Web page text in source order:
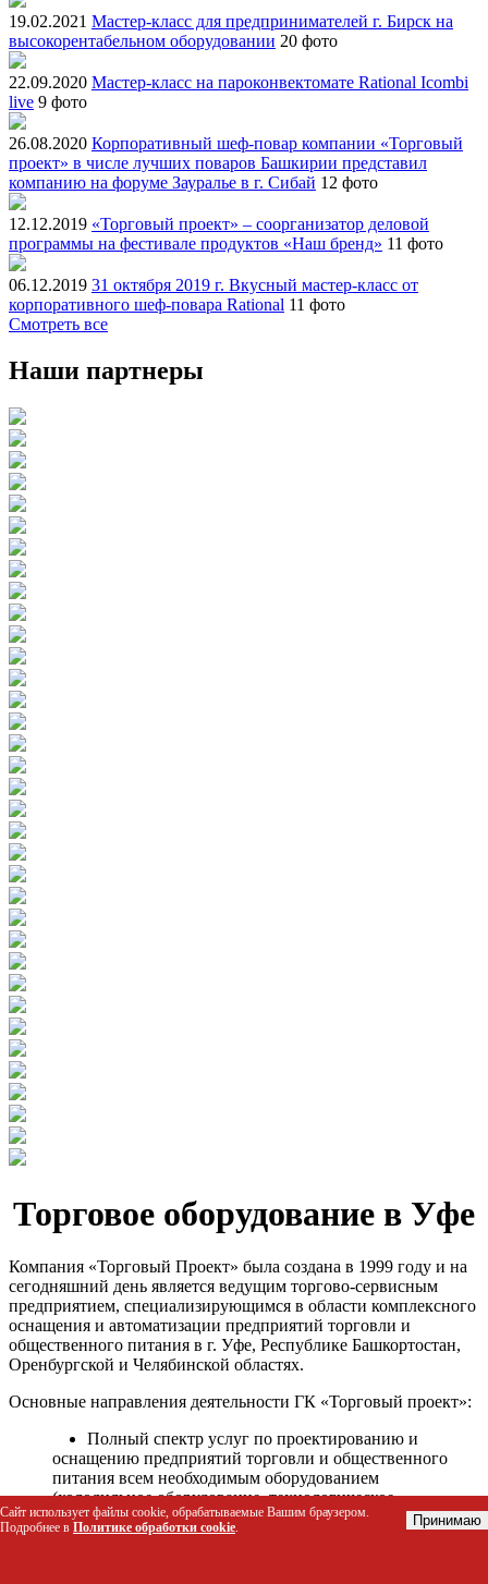
19.02.2021 Мастер-класс для предпринимателей г. Бирск на
высокорентабельном оборудовании 20 фото
22.09.2020 Мастер-класс на пароконвектомате Rational Icombi
live 9 фото
26.08.2020 Корпоративный шеф-повар компании «Торговый
проект» в числе лучших поваров Башкирии представил
компанию на форуме Зауралье в г. Сибай 12 фото
12.12.2019 «Торговый проект» – соорганизатор деловой
программы на фестивале продуктов «Наш бренд» 11 фото
06.12.2019 31 октября 2019 г. Вкусный мастер-класс от
корпоративного шеф-повара Rational 11 фото
Смотреть все
Наши партнеры
Торговое оборудование в Уфе
Компания «Торговый Проект» была создана в 1999 году и на
сегодняшний день является ведущим торгово-сервисным
предприятием, специализирующимся в области комплексного
оснащения и автоматизации предприятий торговли и
общественного питания в г. Уфе, Республике Башкортостан,
Оренбургской и Челябинской областях.
Основные направления деятельности ГК «Торговый проект»:
Полный спектр услуг по проектированию и
оснащению предприятий торговли и общественного
питания всем необходимым оборудованием
(холодильное оборудование, технологическое
оборудование, стеллажное оборудование и т.д.);
Автоматизация торговых процессов и внедрения
Сайт использует файлы cookie, обрабатываемые Вашим браузером.
Подробнее в Политике обработки cookie. Принимаю